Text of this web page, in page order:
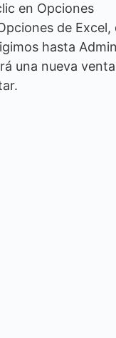
en Opciones
de Excel,
hasta
una nueva